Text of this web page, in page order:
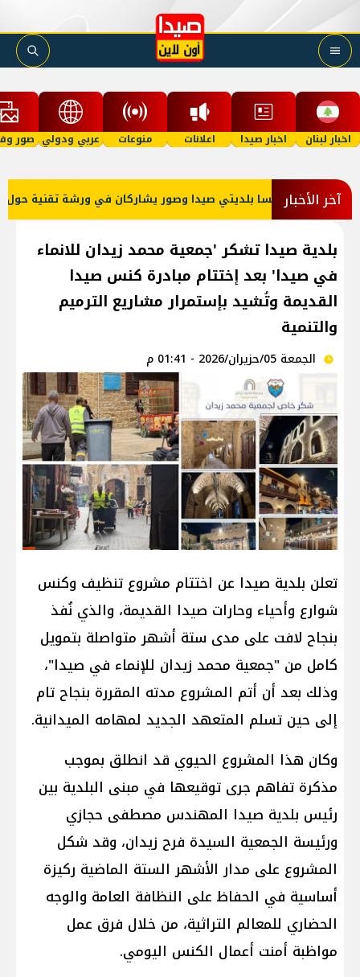
اخبار لبنان اخبار صيدا اعلانات منوعات عربي ودولي صور
آخر الأخبار
بلديتي صيدا وصور يشاركان في ورشة تقنية حول الحد من النفايات
بلدية صيدا تشكر 'جمعية محمد زيدان للانماء
في صيدا' بعد إختتام مبادرة كنس صيدا
القديمة وتُشيد بإستمرار مشاريع الترميم
والتنمية
الجمعة 05/حزيران/2026 - 01:41 م
تعلن بلدية صيدا عن اختتام مشروع تنظيف وكنس
شوارع وأحياء وحارات صيدا القديمة، والذي نُفذ
بنجاح لافت على مدى ستة أشهر متواصلة بتمويل
كامل من "جمعية محمد زيدان للإنماء في صيدا"،
وذلك بعد أن أتم المشروع مدته المقررة بنجاح تام
إلى حين تسلم المتعهد الجديد لمهامه الميدانية.
وكان هذا المشروع الحيوي قد انطلق بموجب
مذكرة تفاهم جرى توقيعها في مبنى البلدية بين
رئيس بلدية صيدا المهندس مصطفى حجازي
ورئيسة الجمعية السيدة فرح زيدان، وقد شكل
المشروع على مدار الأشهر الستة الماضية ركيزة
أساسية في الحفاظ على النظافة العامة والوجه
الحضاري للمعالم التراثية، من خلال فرق عمل
مواظبة أمنت أعمال الكنس اليومي.